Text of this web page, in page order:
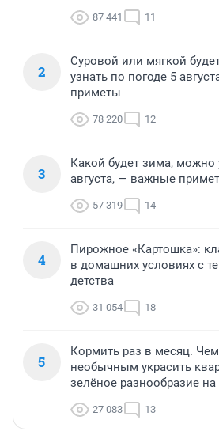
87 441 11
2
Суровой или мягкой
узнать по погоде 5
приметы
78 220 12
3
Какой будет зима, можно
августа, — важные
57 319 14
4
Пирожное «Картошка»:
в домашних условиях с
детства
31 054 18
5
Кормить раз в месяц.
необычным украсить
зелёное разнообразие
27 083 13